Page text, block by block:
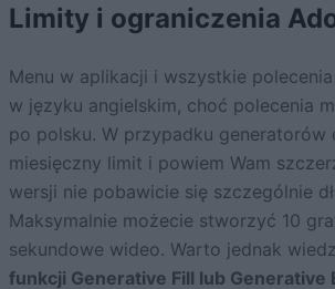
Limity i ograniczenia
Menu w aplikacji i wszystkie
w języku angielskim, choć polecenia
po polsku. W przypadku generatorów
miesięczny limit i powiem Wam
wersji nie pobawicie się szczególnie
Maksymalnie możecie stworzyć 10
sekundowe wideo. Warto jednak
funkcji Generative Fill lub Generative